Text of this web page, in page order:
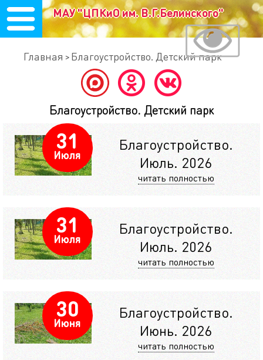
МАУ "ЦПКиО им. В.Г.Белинского"
Главная Благоустройство. Детский парк
Благоустройство. Детский парк
31
Июля
Благоустройство.
Июль. 2026
читать полностью
31
Июля
Благоустройство.
Июль. 2026
читать полностью
30
Июня
Благоустройство.
Июнь. 2026
читать полностью